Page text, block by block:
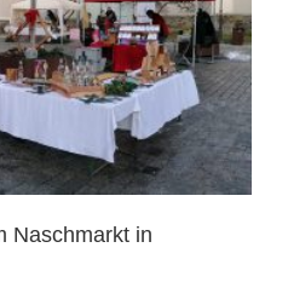
Naschmarkt in